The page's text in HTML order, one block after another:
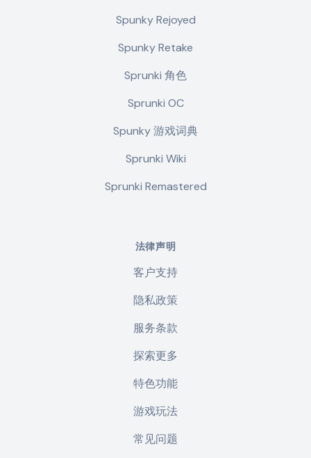
Spunky Rejoyed
Spunky Retake
Sprunki 角色
Sprunki OC
Spunky 游戏词典
Sprunki Wiki
Sprunki Remastered
法律声明
客户支持
隐私政策
服务条款
探索更多
特色功能
游戏玩法
常见问题